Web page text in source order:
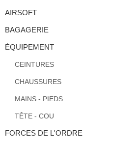
AIRSOFT
BAGAGERIE
ÉQUIPEMENT
CEINTURES
CHAUSSURES
MAINS - PIEDS
TÊTE - COU
FORCES DE L'ORDRE